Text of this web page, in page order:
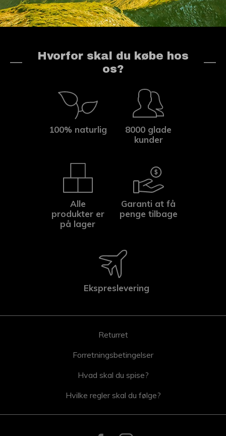
Hvorfor skal du købe hos
os?
100% naturlig
8000 glade
kunder
Alle
produkter er
på lager
Garanti at få
penge tilbage
Ekspreslevering
Returret
Forretningsbetingelser
Hvad skal du spise?
Hvilke regler skal du følge?